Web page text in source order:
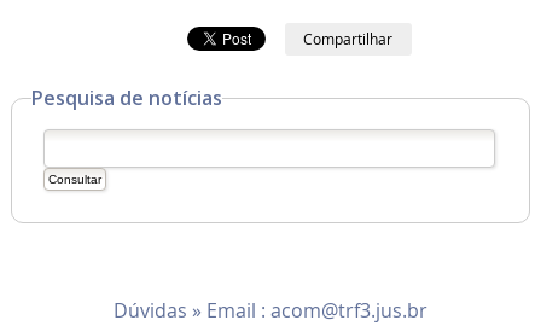
Compartilhar
Pesquisa de notícias
Dúvidas » Email : acom@trf3.jus.br